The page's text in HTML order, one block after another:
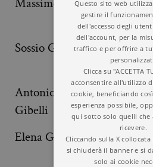
Sossio Giametta
Antonio Camillo
Gibelli
Elena Gigante
Questo sito web
gestire il
dell'accesso degli
dell'account, per la
traffico e per offrire a
Clicca su "ACCETTA
acconsentire all'utilizzo
cookie, beneficiando
esperienza possibile,
qui sotto solo quelli che
ricevere.
Cliccando sulla X
si chiuderà il banner e si
solo ai cookie